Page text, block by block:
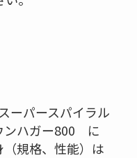
ーパースパイラル
ハガー800 に
規格、性能）は